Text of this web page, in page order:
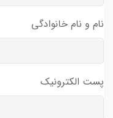
نام و نام خانوادگی
پست الکترونیک